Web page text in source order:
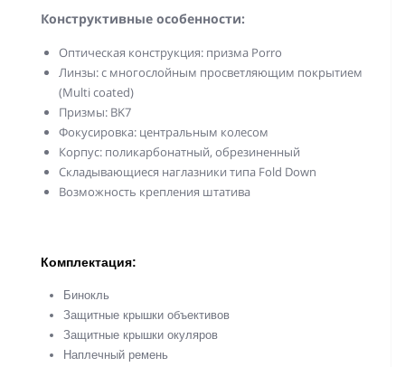
Конструктивные особенности:
Оптическая конструкция: призма Porro
Линзы: с многослойным просветляющим покрытием
(Multi coated)
Призмы: BK7
Фокусировка: центральным колесом
Корпус: поликарбонатный, обрезиненный
Складывающиеся наглазники типа Fold Down
Возможность крепления штатива
Комплектация:
Бинокль
Защитные крышки объективов
Защитные крышки окуляров
Наплечный ремень